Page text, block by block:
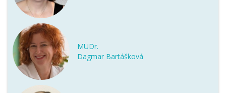
MUDr.
Dagmar Bartášková